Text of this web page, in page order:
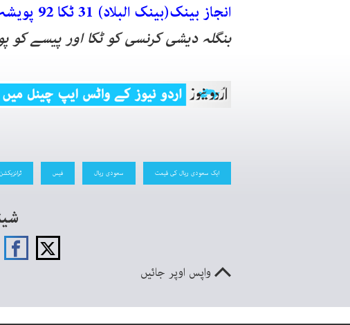
انجاز بینک(بینک البلاد) 31 ٹکا 92 پویشہ،
بنگلہ دیشی کرنسی کو ٹکا اور پیسے کو
ایک سعودی ریال کی قیمت سعودی ریال فیس
واپس اوپر جائیں